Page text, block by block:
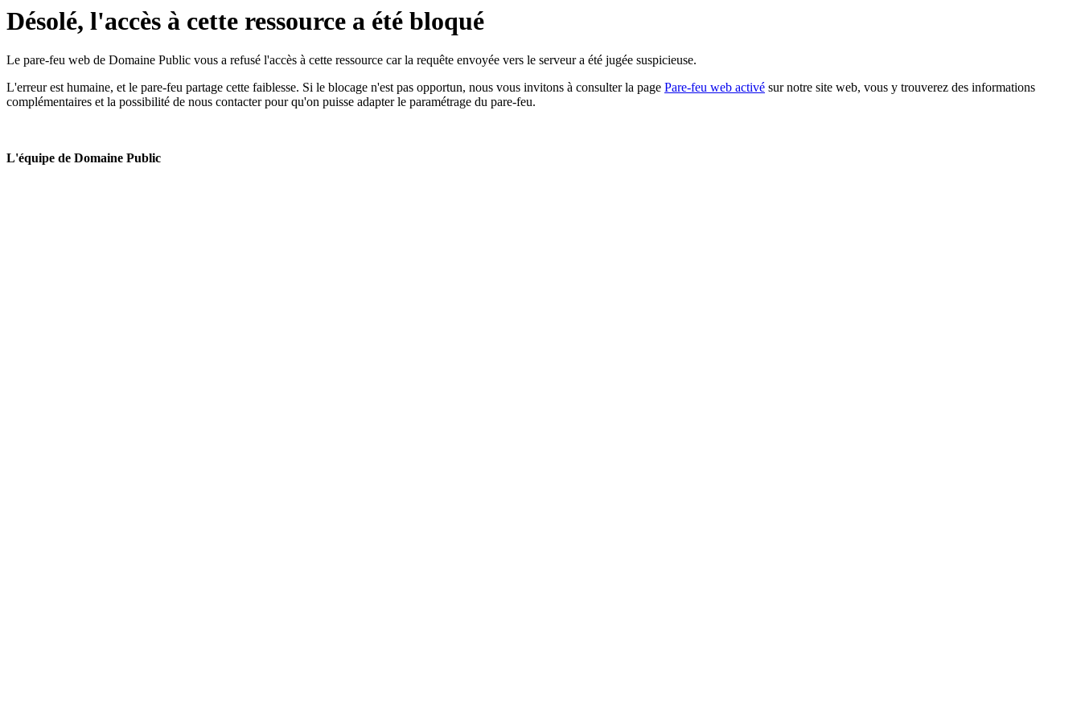
Désolé, l'accès à cette ressource a été bloqué
Le pare-feu web de Domaine Public vous a refusé l'accès à cette ressource car la requête envoyée vers le serveur a été jugée suspicieuse.
L'erreur est humaine, et le pare-feu partage cette faiblesse. Si le blocage n'est pas opportun, nous vous invitons à consulter la page Pare-feu web activé sur notre site web, vous y trouverez des informations
complémentaires et la possibilité de nous contacter pour qu'on puisse adapter le paramétrage du pare-feu.
L'équipe de Domaine Public